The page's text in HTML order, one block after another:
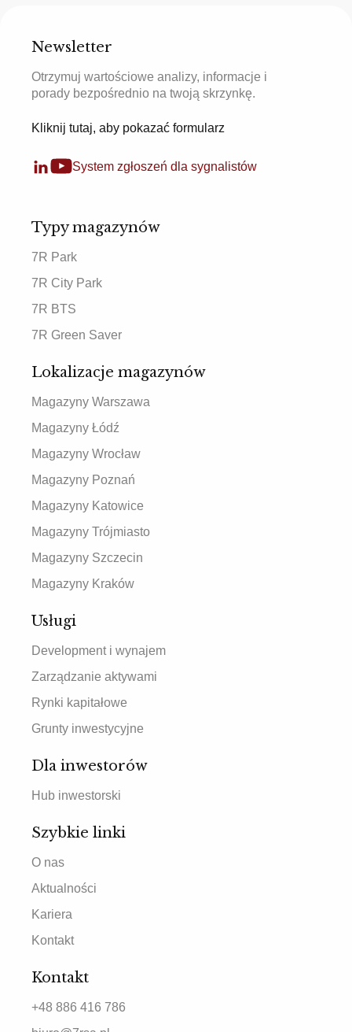
Newsletter
Otrzymuj wartościowe analizy, informacje i
porady bezpośrednio na twoją skrzynkę.
Kliknij tutaj, aby pokazać formularz
System zgłoszeń dla sygnalistów
Typy magazynów
7R Park
7R City Park
7R BTS
7R Green Saver
Lokalizacje magazynów
Magazyny Warszawa
Magazyny Łódź
Magazyny Wrocław
Magazyny Poznań
Magazyny Katowice
Magazyny Trójmiasto
Magazyny Szczecin
Magazyny Kraków
Usługi
Development i wynajem
Zarządzanie aktywami
Rynki kapitałowe
Grunty inwestycyjne
Dla inwestorów
Hub inwestorski
Szybkie linki
O nas
Aktualności
Kariera
Kontakt
Kontakt
+48 886 416 786